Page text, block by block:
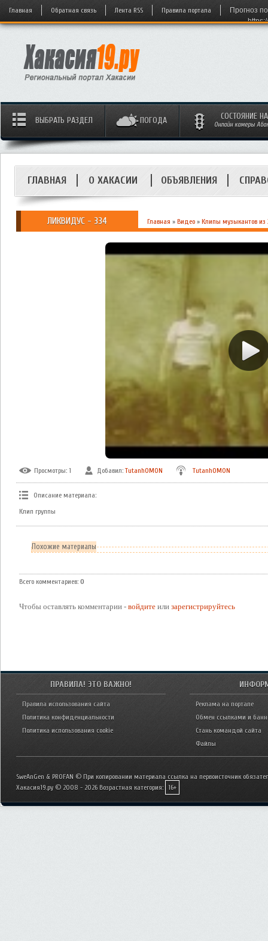
Главная Обратная связь Лента RSS Правила портала
Прогноз
ВЫБРАТЬ РАЗДЕЛ ПОГОДА СОСТОЯНИЕ
Онлайн камеры
ГЛАВНАЯ О ХАКАСИИ ОБЪЯВЛЕНИЯ
ЛИКВИДУС - 334 Главная » Видео » Клипы музыкантов из
Просмотры: 1 Добавил: TutanhOMON TutanhOMON
Описание материала:
Клип группы
Похожие материалы
Всего комментариев: 0
Чтобы оставлять комментарии - войдите или зарегистрируйтесь
ПРАВИЛА! ЭТО ВАЖНО!
Правила использования сайта
Политика конфиденциальности
Политика использования cookie
Реклама на портале
Обмен ссылками и
Стань командой сайта
Файлы
SweAnGen & PROFAN © При копировании материала ссылка на первоисточник
Хакасия19.ру © 2008 - 2026 Возрастная категория: 16+